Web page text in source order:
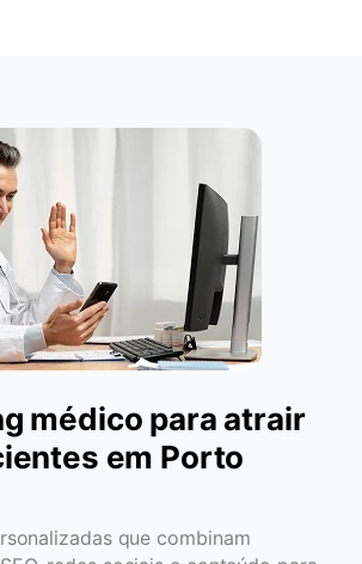
médico para atrair
em Porto
que combinam